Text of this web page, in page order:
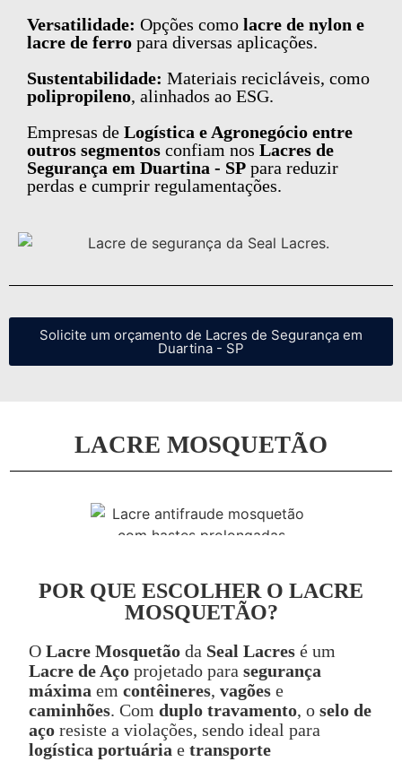
Versatilidade: Opções como lacre de nylon e
lacre de ferro para diversas aplicações.
Sustentabilidade: Materiais recicláveis, como
polipropileno, alinhados ao ESG.
Empresas de Logística e Agronegócio entre
outros segmentos confiam nos Lacres de
Segurança em Duartina - SP para reduzir
perdas e cumprir regulamentações.
Solicite um orçamento de Lacres de Segurança em
Duartina - SP
LACRE MOSQUETÃO
POR QUE ESCOLHER O LACRE
MOSQUETÃO?
O Lacre Mosquetão da Seal Lacres é um
Lacre de Aço projetado para segurança
máxima em contêineres, vagões e
caminhões. Com duplo travamento, o selo de
aço resiste a violações, sendo ideal para
logística portuária e transporte